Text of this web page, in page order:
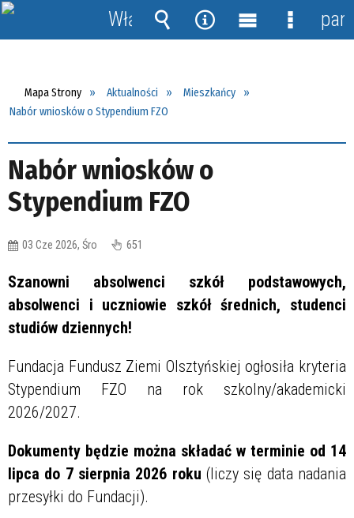
Mapa Strony Aktualności
Mieszkańcy
Nabór wniosków o Stypendium FZO
Nabór wniosków o
Stypendium FZO
03 Cze 2026, Śro 651
Szanowni absolwenci szkół podstawowych,
absolwenci i uczniowie szkół średnich, studenci
studiów dziennych!
Fundacja Fundusz Ziemi Olsztyńskiej ogłosiła kryteria
Stypendium FZO na rok szkolny/akademicki
2026/2027.
Dokumenty będzie można składać w terminie od 14
lipca do 7 sierpnia 2026 roku (liczy się data nadania
przesyłki do Fundacji).
Włącz
powiadomienia
Wyszukiwarka
Narzędzia
MenuMenu